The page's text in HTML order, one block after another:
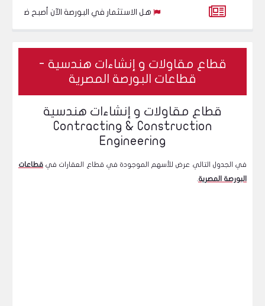
هل الاستثمار في البورصة الآن أصبح ضرورة لكل
كيف تستخدم التحليل المالي لتقييم مستوى السيولة لديك؟
قطاع مقاولات و إنشاءات هندسية -
قطاعات البورصة المصرية
قطاع مقاولات و إنشاءات هندسية
Contracting & Construction
Engineering
في الجدول التالي عرض للأسهم الموجودة في قطاع العقارات في قطاعات
البورصة المصرية